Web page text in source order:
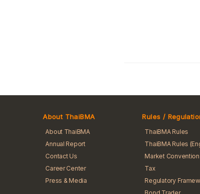
About ThaiBMA
About ThaiBMA
Annual Report
Contact Us
Career Center
Press & Media
Rules /
ThaiBMA Rules
ThaiBMA Rules
Market Convention
Tax
Regulatory